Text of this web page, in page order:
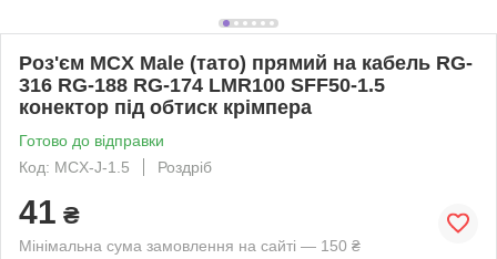
Роз'єм MCX Male (тато) прямий на кабель RG-
316 RG-188 RG-174 LMR100 SFF50-1.5
конектор під обтиск крімпера
Готово до відправки
Код: MCX-J-1.5
Роздріб
41 ₴
Мінімальна сума замовлення на сайті — 150 ₴